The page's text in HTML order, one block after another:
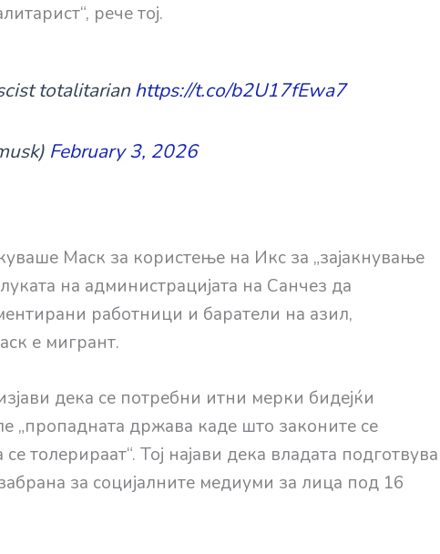
рече тој.
totalitarian https://t.co/b2U17fEwa7
February 3, 2026
Маск за користење на Икс за „зајакнување
на администрацијата на Санчез да
работници и баратели на азил,
е мигрант.
дека се потребни итни мерки бидејќи
„пропадната држава каде што законите се
толерираат“. Тој најави дека владата подготвува
за социјалните медиуми за лица под 16